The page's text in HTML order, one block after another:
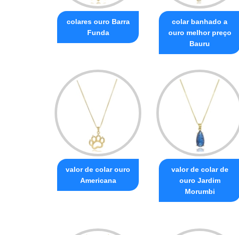
colares ouro Barra
Funda
colar banhado a
ouro melhor preço
Bauru
valor de colar ouro
Americana
valor de colar de
ouro Jardim
Morumbi